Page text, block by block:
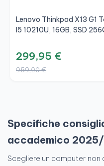
Lenovo Thinkpad X13 G1
I5 10210U, 16GB, SSD
299,95 €
959,00 €
Specifiche
accademico
Scegliere un computer non